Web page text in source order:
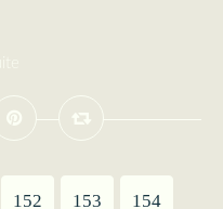
152 153 154